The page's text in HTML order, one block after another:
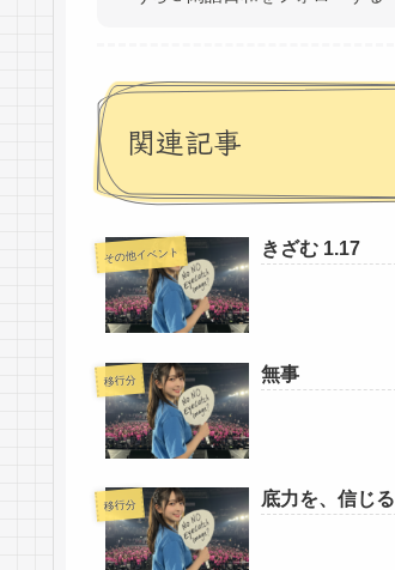
関連記事
その他イベント きざむ 1.17
移行分 無事
移行分 底力を、信じる